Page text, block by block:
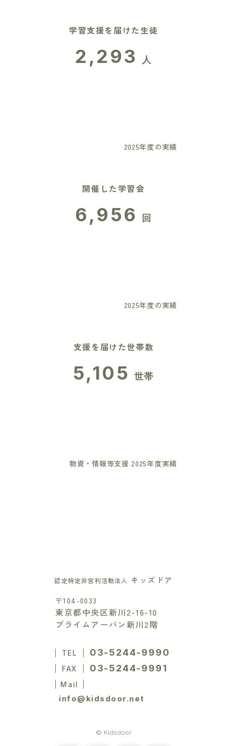
学習支援を届けた生徒
2,293 人
2025年度の実績
開催した学習会
6,956 回
2025年度の実績
支援を届けた世帯数
5,105 世帯
物資・情報等支援 2025年度実績
認定特定非営利活動法人 キッズドア
〒104-0033
東京都中央区新川2-16-10
プライムアーバン新川2階
TEL 03-5244-9990
FAX 03-5244-9991
Mail
info@kidsdoor.net
© Kidsdoor